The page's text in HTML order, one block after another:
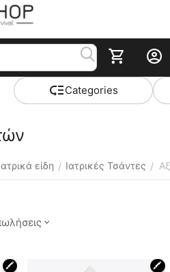
Сategories
είδη / Ιατρικές Τσάντες /
🖍 🖍